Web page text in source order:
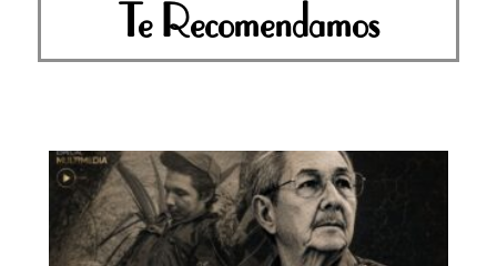
Te Recomendamos